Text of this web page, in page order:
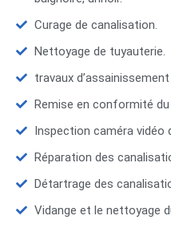
Curage de canalisation.
Nettoyage de tuyauterie.
travaux d’assainissement
Remise en conformité du
Inspection caméra vidéo
Réparation des
Détartrage des
Vidange et le nettoyage